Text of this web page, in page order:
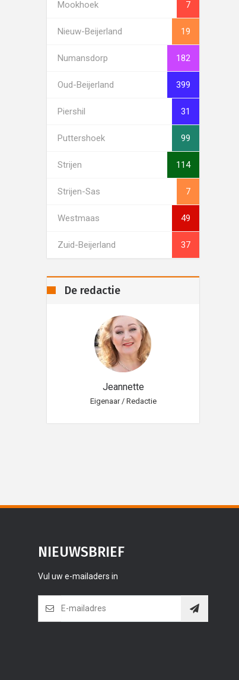
Mookhoek 7
Nieuw-Beijerland 19
Numansdorp 182
Oud-Beijerland 399
Piershil 31
Puttershoek 99
Strijen 114
Strijen-Sas 7
Westmaas 49
Zuid-Beijerland 37
De redactie
Jeannette
Eigenaar / Redactie
NIEUWSBRIEF
Vul uw e-mailaders in